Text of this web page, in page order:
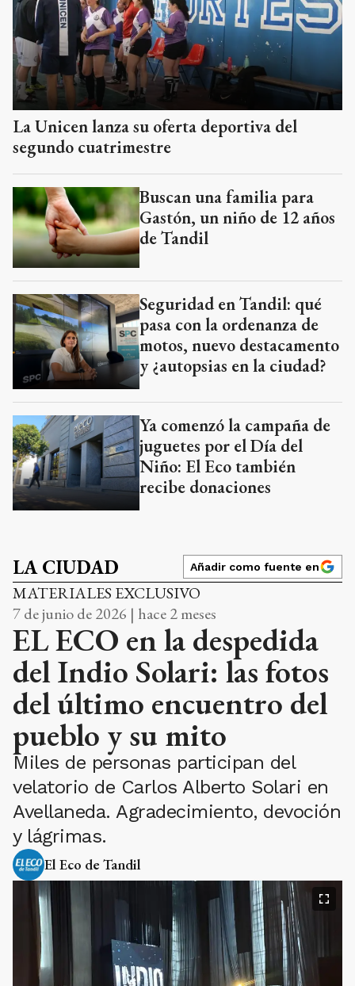
La Unicen lanza su oferta deportiva del
segundo cuatrimestre
Buscan una familia para
Gastón, un niño de 12 años
de Tandil
Seguridad en Tandil: qué
pasa con la ordenanza de
motos, nuevo destacamento
y ¿autopsias en la ciudad?
Ya comenzó la campaña de
juguetes por el Día del
Niño: El Eco también
recibe donaciones
LA CIUDAD Añadir como fuente en
MATERIALES EXCLUSIVO
7 de junio de 2026 | hace 2 meses
EL ECO en la despedida
del Indio Solari: las fotos
del último encuentro del
pueblo y su mito
Miles de personas participan del
velatorio de Carlos Alberto Solari en
Avellaneda. Agradecimiento, devoción
y lágrimas.
El Eco de Tandil